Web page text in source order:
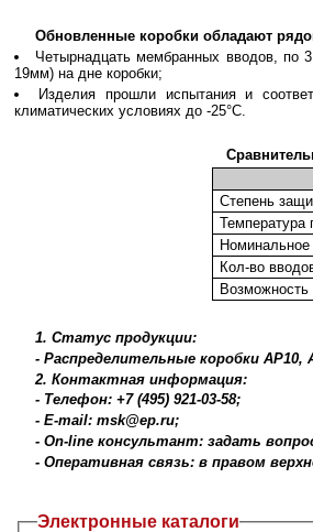
Обновленные коробки обладают
Четырнадцать мембранных вводов,
19мм) на дне коробки;
Изделия прошли испытания и
климатических условиях до -25°C.
Степень
Температура
Кол-во
1. Статус продукции:
- Распределительные коробки АР10,
2. Контактная информация:
- Телефон: +7 (495) 921-03-58;
- E-mail: msk@ep.ru;
- On-line консультант: задать
- Оперативная связь: в правом
Электронные каталоги